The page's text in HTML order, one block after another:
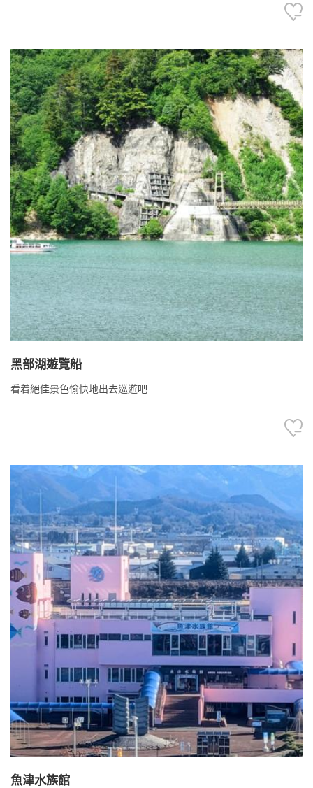
黑部湖遊覽船
看着絕佳景色愉快地出去巡遊吧
魚津水族館